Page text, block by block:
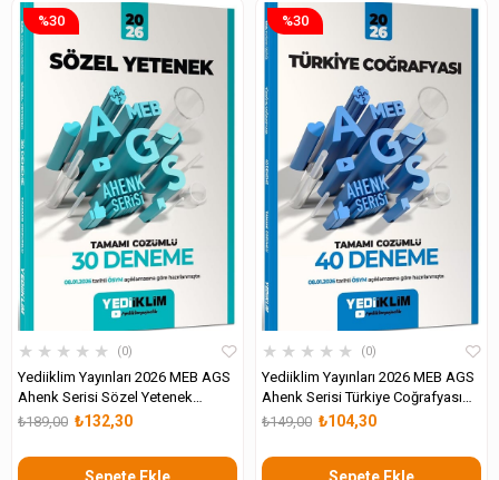
★ ★ ★ ★ ★ 0
Yediiklim Yayınları 2026 MEB AGS
Ahenk Serisi Sözel Yetenek
Tamamı Çözümlü 30 Deneme
₺132,30
₺189,00
%30
★ ★ ★ ★ ★ 0
Yediiklim Yayınları 2026 MEB AGS
Ahenk Serisi Türkiye Coğrafyası
Tamamı Çözümlü 40 Deneme
₺104,30
₺149,00
%30